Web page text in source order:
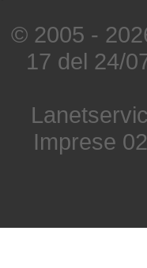
© 2005 -
17 del 24/
Imprese